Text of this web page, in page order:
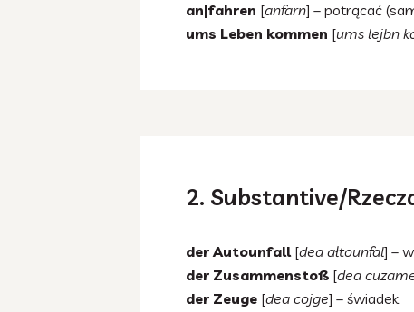
an|fahren [anfarn] – potrącać
ums Leben kommen [ums lejbn
2. Substantive/
der Autounfall[dea ałtounfal] –
der Zusammenstoß[dea
der Zeuge[dea cojge] – świadek